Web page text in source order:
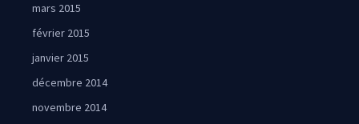
mars 2015
février 2015
janvier 2015
décembre 2014
novembre 2014